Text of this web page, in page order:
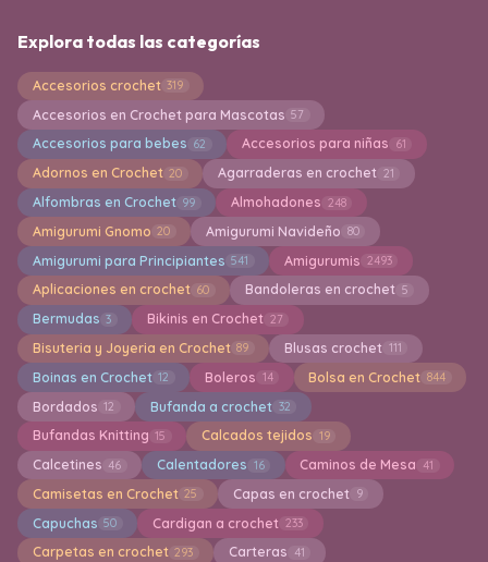
Explora todas las categorías
Accesorios crochet 319
Accesorios en Crochet para Mascotas 57
Accesorios para bebes 62 Accesorios para niñas 61
Adornos en Crochet 20 Agarraderas en crochet 21
Alfombras en Crochet 99 Almohadones 248
Amigurumi Gnomo 20 Amigurumi Navideño 80
Amigurumi para Principiantes 541 Amigurumis 2493
Aplicaciones en crochet 60 Bandoleras en crochet 5
Bermudas 3 Bikinis en Crochet 27
Bisuteria y Joyeria en Crochet 89 Blusas crochet 111
Boinas en Crochet 12 Boleros 14 Bolsa en Crochet 844
Bordados 12 Bufanda a crochet 32
Bufandas Knitting 15 Calcados tejidos 19
Calcetines 46 Calentadores 16 Caminos de Mesa 41
Camisetas en Crochet 25 Capas en crochet 9
Capuchas 50 Cardigan a crochet 233
Carpetas en crochet 293 Carteras 41